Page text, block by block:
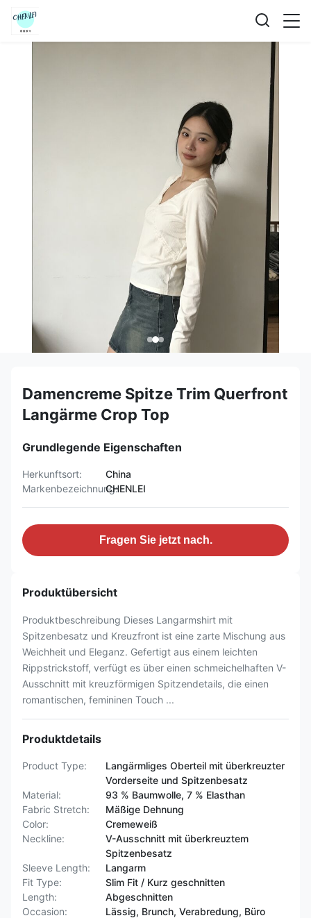
Damencreme Spitze Trim Querfront
Langärme Crop Top
Grundlegende Eigenschaften
Herkunftsort:
China
Markenbezeichnung:CHENLEI
Fragen Sie jetzt nach.
Produktübersicht
Produktbeschreibung Dieses Langarmshirt mit
Spitzenbesatz und Kreuzfront ist eine zarte Mischung aus
Weichheit und Eleganz. Gefertigt aus einem leichten
Rippstrickstoff, verfügt es über einen schmeichelhaften V-
Ausschnitt mit kreuzförmigen Spitzendetails, die einen
romantischen, femininen Touch ...
Produktdetails
Product Type:
Langärmliges Oberteil mit überkreuzter
Vorderseite und Spitzenbesatz
Material:
93 % Baumwolle, 7 % Elasthan
Fabric Stretch:
Mäßige Dehnung
Color:
Cremeweiß
Neckline:
V-Ausschnitt mit überkreuztem
Spitzenbesatz
Sleeve Length:
Langarm
Fit Type:
Slim Fit / Kurz geschnitten
Length:
Abgeschnitten
Occasion:
Lässig, Brunch, Verabredung, Büro